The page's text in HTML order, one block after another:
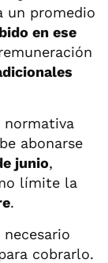
un promedio
en ese
normativa
abonarse
junio,
límite la
.
cobrarlo.